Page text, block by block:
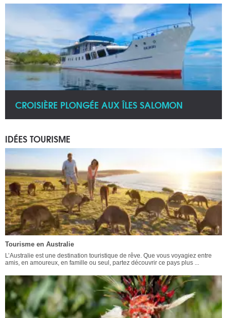
CROISIÈRE PLONGÉE AUX ÎLES SALOMON
IDÉES TOURISME
Tourisme en Australie
L’Australie est une destination touristique de rêve. Que vous voyagiez entre
amis, en amoureux, en famille ou seul, partez découvrir ce pays plus ...